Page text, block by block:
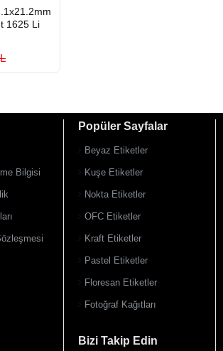
Ücretsiz
1625 Li
Bilgisi
Popüler Sayfalar
Beyaz Etiketler
Kuşe Etiketler
Nokta Etiketler
OFC Etiketler
Kraft Etiketler
Pastel Etiketler
Floresan Etiketler
Fotoğraf Kağıtları
Bizi Takip Edin